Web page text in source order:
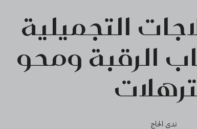
التجميلية
الرقبة ومحو
ندى الحاج